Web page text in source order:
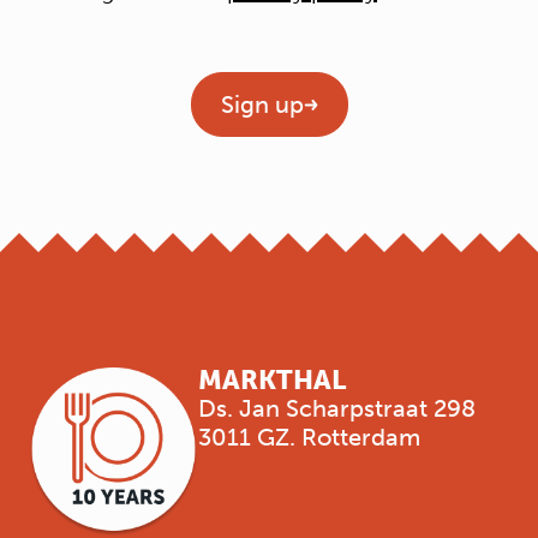
Sign up
MARKTHAL
Ds. Jan Scharpstraat 298
3011 GZ. Rotterdam